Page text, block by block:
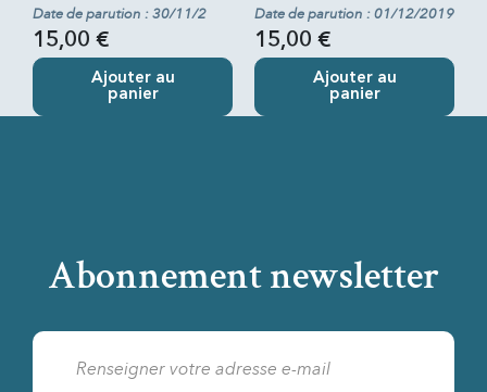
Date de parution : 30/11/2
15,00 €
Ajouter au
panier
Date de parution : 01/12/2019
15,00 €
Ajouter au
panier
Abonnement newsletter